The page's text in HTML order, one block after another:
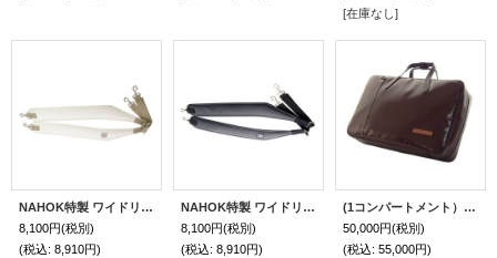
[在庫なし]
NAHOK特製 ワイドリュックベルト ホワイトスペシャルコーティング
8,100円(税別)
(税込: 8,910円)
NAHOK特製 ワイドリュックベルト マットブラック
8,100円(税別)
(税込: 8,910円)
(1コンパートメント）固定ベルト付きリュック式 M2マリゴ専用ケース「Deniro3/wf」チョコ / キャメル
50,000円(税別)
(税込: 55,000円)